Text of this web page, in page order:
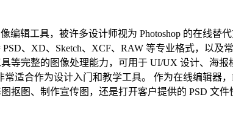
编辑工具，被许多设计师视为 Photoshop 的在线
PSD、XD、Sketch、XCF、RAW 等专业格式，以
等完整的图像处理能力，可用于 UI/UX 设计、海
适合作为设计入门和教学工具。 作为在线编辑器，
抠图、制作宣传图，还是打开客户提供的 PSD 文